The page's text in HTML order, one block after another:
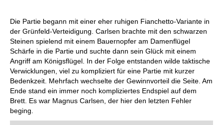
Die Partie begann mit einer eher ruhigen Fianchetto-Variante in
der Grünfeld-Verteidigung. Carlsen brachte mit den schwarzen
Steinen spielend mit einem Bauernopfer am Damenflügel
Schärfe in die Partie und suchte dann sein Glück mit einem
Angriff am Königsflügel. In der Folge entstanden wilde taktische
Verwicklungen, viel zu kompliziert für eine Partie mit kurzer
Bedenkzeit. Mehrfach wechselte der Gewinnvorteil die Seite. Am
Ende stand ein immer noch kompliziertes Endspiel auf dem
Brett. Es war Magnus Carlsen, der hier den letzten Fehler
beging.